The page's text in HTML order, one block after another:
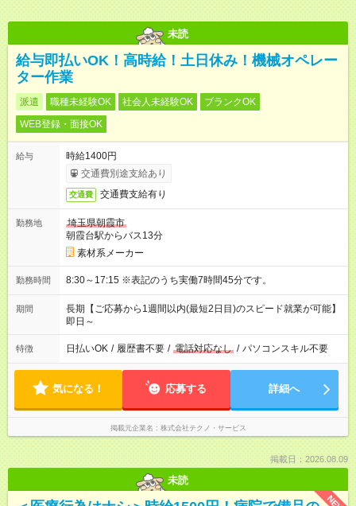
未読
給与即払いOK！高時給！土日休み！機械オペレー
ター作業
派遣 職種未経験OK 社会人未経験OK
ブランクOK
WEB登録・面接OK
給与
時給1400円
交通費別途支給あり
交通費 交通費支給有り
勤務地
埼玉県朝霞市
朝霞台駅からバス13分
素材系メーカー
勤務時間 8:30～17:15 ※表記のうち実働7時間45分です。
期間
長期【ご応募から1週間以内(最短2日目)のスピード就業が可能】
即日～
特徴 日払いOK / 履歴書不要 / 電話対応なし / パソコンスキル不要
気になる！ 応募する 詳細へ
掲載元企業名 株式会社テクノ・サービス
掲載日：2026.08.09
未読